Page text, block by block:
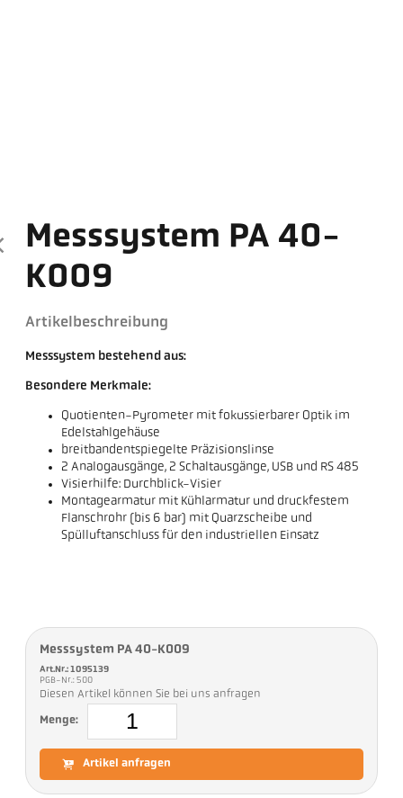
Messsystem PA 40-
K009
Artikelbeschreibung
Messsystem bestehend aus:
Besondere Merkmale:
Quotienten-Pyrometer mit fokussierbarer Optik im
Edelstahlgehäuse
breitbandentspiegelte Präzisionslinse
2 Analogausgänge, 2 Schaltausgänge, USB und RS 485
Visierhilfe: Durchblick-Visier
Montagearmatur mit Kühlarmatur und druckfestem
Flanschrohr (bis 6 bar) mit Quarzscheibe und
Spülluftanschluss für den industriellen Einsatz
Messsystem PA 40-K009
Art.Nr.: 1095139
PGB-Nr.: 500
Diesen Artikel können Sie bei uns anfragen
Menge:
Artikel anfragen